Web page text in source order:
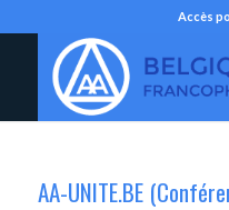
Accès
AA-UNITE.BE